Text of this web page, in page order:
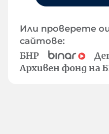
Или проверете
сайтове:
БНР
Архивен фонд на